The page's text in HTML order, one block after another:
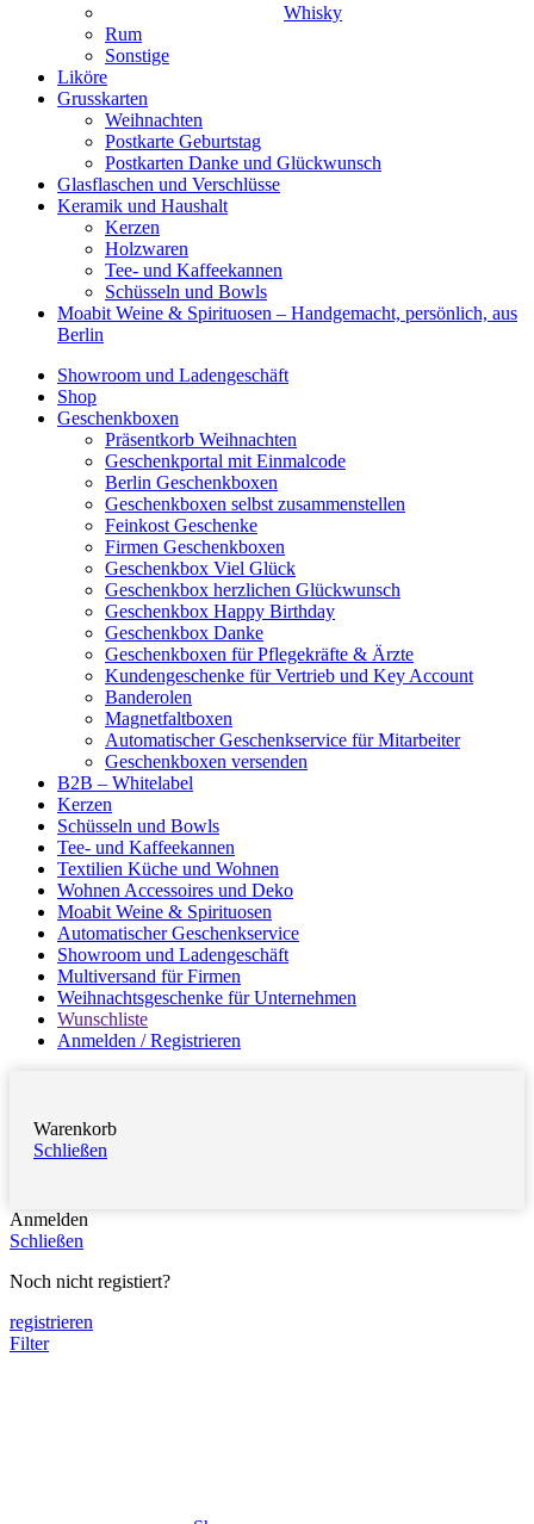
Whisky
Rum
Sonstige
Liköre
Grusskarten
Weihnachten
Postkarte Geburtstag
Postkarten Danke und Glückwunsch
Glasflaschen und Verschlüsse
Keramik und Haushalt
Kerzen
Holzwaren
Tee- und Kaffeekannen
Schüsseln und Bowls
Moabit Weine & Spirituosen – Handgemacht, persönlich, aus
Berlin
Showroom und Ladengeschäft
Shop
Geschenkboxen
Präsentkorb Weihnachten
Geschenkportal mit Einmalcode
Berlin Geschenkboxen
Geschenkboxen selbst zusammenstellen
Feinkost Geschenke
Firmen Geschenkboxen
Geschenkbox Viel Glück
Geschenkbox herzlichen Glückwunsch
Geschenkbox Happy Birthday
Geschenkbox Danke
Geschenkboxen für Pflegekräfte & Ärzte
Kundengeschenke für Vertrieb und Key Account
Banderolen
Magnetfaltboxen
Automatischer Geschenkservice für Mitarbeiter
Geschenkboxen versenden
B2B – Whitelabel
Kerzen
Schüsseln und Bowls
Tee- und Kaffeekannen
Textilien Küche und Wohnen
Wohnen Accessoires und Deko
Moabit Weine & Spirituosen
Automatischer Geschenkservice
Showroom und Ladengeschäft
Multiversand für Firmen
Weihnachtsgeschenke für Unternehmen
Wunschliste
Anmelden / Registrieren
Warenkorb
Schließen
Anmelden
Schließen
Noch nicht registiert?
registrieren
Filter